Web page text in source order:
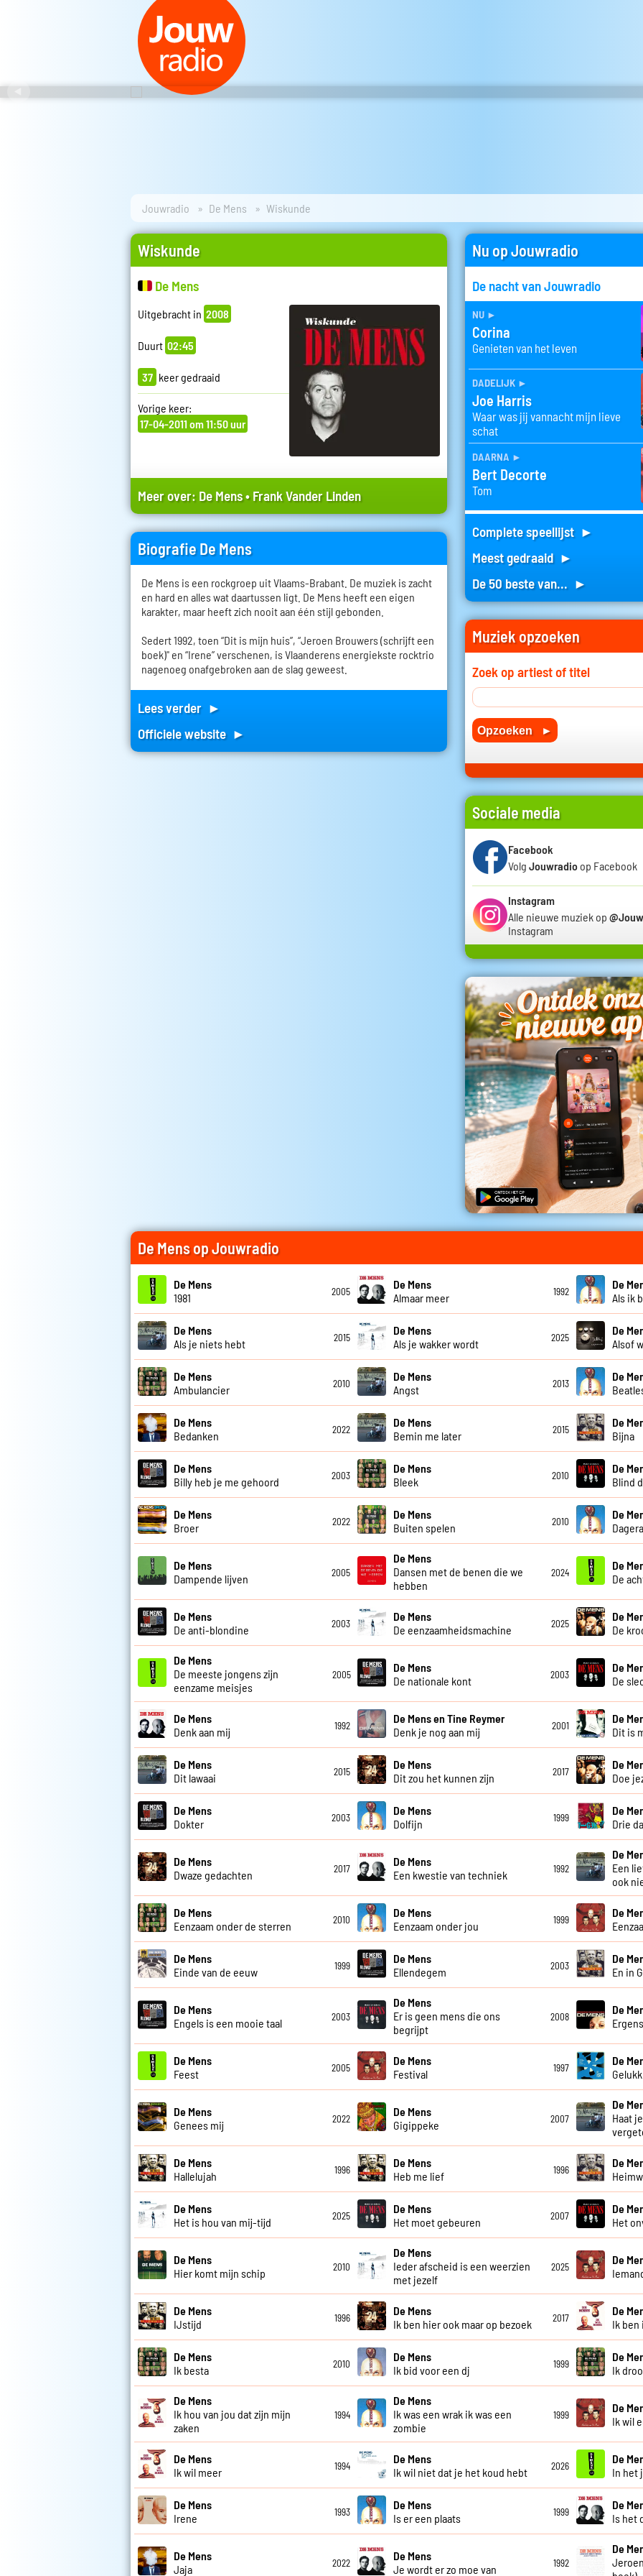
Jouwradio De Mens Wiskunde
Wiskunde
De Mens
Uitgebracht in 2008
Duurt 02:45
37 keer gedraaid
Vorige keer:
17-04-2011 om 11:50 uur
Meer over: De Mens•Frank Vander Linden
Biografie De Mens
De Mens is een rockgroep uit Vlaams-Brabant. De muziek is zacht
en hard en alles wat daartussen ligt. De Mens heeft een eigen
karakter, maar heeft zich nooit aan één stijl gebonden.
Sedert 1992, toen “Dit is mijn huis”, “Jeroen Brouwers (schrijft een
boek)" en “Irene” verschenen, is Vlaanderens energiekste rocktrio
nagenoeg onafgebroken aan de slag geweest.
Lees verder ►
Officiele website ►
Nu op Jouwradio
De nacht van Jouwradio
nu ►
Corina
Genieten van het leven
dadelijk ►
Joe Harris
Waar was jij vannacht mijn lieve
schat
daarna ►
Bert Decorte
Tom
Complete speellijst ►
Meest gedraaid ►
De 50 beste van... ►
Muziek opzoeken
Zoek op artiest of titel
Sociale media
Facebook
Volg Jouwradio op Facebook
Instagram
Alle nieuwe muziek op
Instagram
De Mens op Jouwradio
De Mens
1981
2005
De Mens
Almaar meer
1992
De
Als ik
De Mens
Als je niets hebt
2015
De Mens
Als je wakker wordt
2025
De
Alsof
De Mens
Ambulancier
2010
De Mens
Angst
2013
De
De Mens
Bedanken
2022
De Mens
Bemin me later
2015
De
Bijna
De Mens
Billy heb je me gehoord
2003
De Mens
Bleek
2010
De
Blind
De Mens
Broer
2022
De Mens
Buiten spelen
2010
De
De Mens
Dampende lijven
2005
De Mens
Dansen met de benen die we
hebben
2024
De
De
De Mens
De anti-blondine
2003
De Mens
De eenzaamheidsmachine
2025
De
De
De Mens
De meeste jongens zijn
eenzame meisjes
2005
De Mens
De nationale kont
2003
De
De
De Mens
Denk aan mij
1992
De Mens en Tine Reymer
Denk je nog aan mij
2001
De
Dit is
De Mens
Dit lawaai
2015
De Mens
Dit zou het kunnen zijn
2017
De
Doe
De Mens
Dokter
2003
De Mens
Dolfijn
1999
De
Drie
De Mens
Dwaze gedachten
2017
De Mens
Een kwestie van techniek
1992
De
Een
ook
De Mens
Eenzaam onder de sterren
2010
De Mens
Eenzaam onder jou
1999
De
De Mens
Einde van de eeuw
1999
De Mens
Ellendegem
2003
De
En in
De Mens
Engels is een mooie taal
2003
De Mens
Er is geen mens die ons
begrijpt
2008
De
De Mens
Feest
2005
De Mens
Festival
1997
De
De Mens
Genees mij
2022
De Mens
Gigippeke
2007
De
Haat
De Mens
Hallelujah
1996
De Mens
Heb me lief
1996
De
De Mens
Het is hou van mij-tijd
2025
De Mens
Het moet gebeuren
2007
De
Het
De Mens
Hier komt mijn schip
2010
De Mens
Ieder afscheid is een weerzien
met jezelf
2025
De
De Mens
IJstijd
1996
De Mens
Ik ben hier ook maar op bezoek
2017
De
Ik ben
De Mens
Ik besta
2010
De Mens
Ik bid voor een dj
1999
De
Ik
De Mens
Ik hou van jou dat zijn mijn
zaken
1994
De Mens
Ik was een wrak ik was een
zombie
1999
De
Ik wil
De Mens
Ik wil meer
1994
De Mens
Ik wil niet dat je het koud hebt
2026
De
In het
De Mens
Irene
1993
De Mens
Is er een plaats
1999
De
Is het
De Mens
Jaja
2022
De Mens
Je wordt er zo moe van
1992
De